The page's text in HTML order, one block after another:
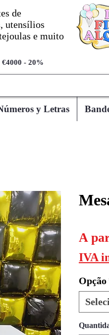
de
utensílios
e muito
- 20%
y Letras
A
IVA
Opção